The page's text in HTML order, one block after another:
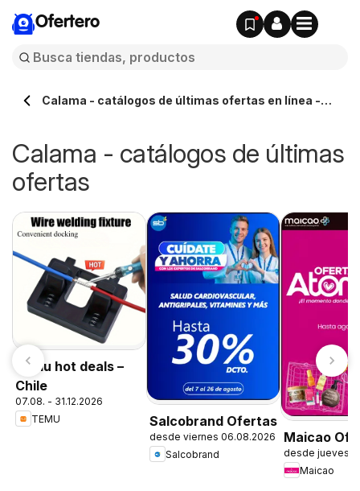
Ofertero
Calama - catálogos de últimas ofertas en línea -
Calama - catálogos de últimas
ofertas
Temu hot deals –
Chile
07.08. - 31.12.2026
TEMU
Salcobrand Ofertas
desde viernes 06.08.2026
Salcobrand
Maicao
desde jueves
Maicao